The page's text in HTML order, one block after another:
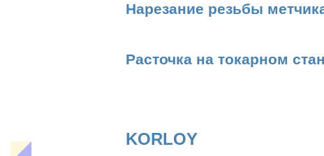
Нарезание резьбы
Расточка на токарном
KORLOY